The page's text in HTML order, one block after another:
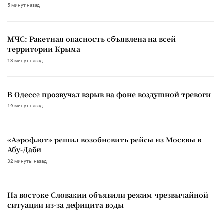
5 минут назад
МЧС: Ракетная опасность объявлена на всей
территории Крыма
13 минут назад
В Одессе прозвучал взрыв на фоне воздушной тревоги
19 минут назад
«Аэрофлот» решил возобновить рейсы из Москвы в
Абу-Даби
32 минуты назад
На востоке Словакии объявили режим чрезвычайной
ситуации из-за дефицита воды